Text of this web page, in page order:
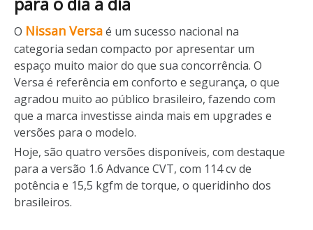
O Nissan Versaé um sucesso nacional na
categoria sedan compacto por apresentar um
espaço muito maior do que sua concorrência. O
Versa é referência em conforto e segurança, o que
agradou muito ao público brasileiro, fazendo com
que a marca investisse ainda mais em upgrades e
versões para o modelo.
Hoje, são quatro versões disponíveis, com destaque
para a versão 1.6 Advance CVT, com 114 cv de
potência e 15,5 kgfm de torque, o queridinho dos
brasileiros.